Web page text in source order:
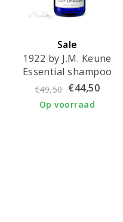
Sale
1922 by J.M. Keune
Essential shampoo
1000ml
€49,50 €44,50
Op voorraad